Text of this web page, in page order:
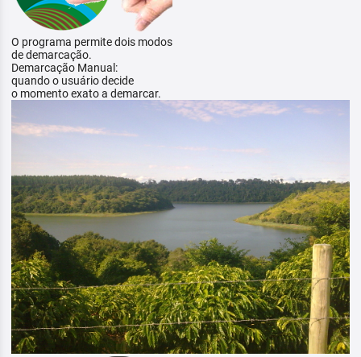
O programa permite dois modos
de demarcação.
Demarcação Manual:
quando o usuário decide
o momento exato a demarcar.